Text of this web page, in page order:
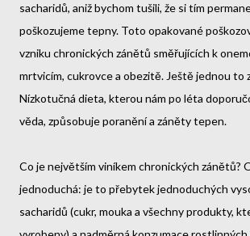
sacharidů, aniž bychom tušili, že si tím
poškozujeme tepny. Toto opakované
vzniku chronických zánětů směřujících k
mrtvicím, cukrovce a obezitě. Ještě jednou to
Nízkotučná dieta, kterou nám po léta
věda, způsobuje poranění a záněty tepen.
Co je největším viníkem chronických zánětů?
jednoduchá: je to přebytek jednoduchých
sacharidů (cukr, mouka a všechny produkty,